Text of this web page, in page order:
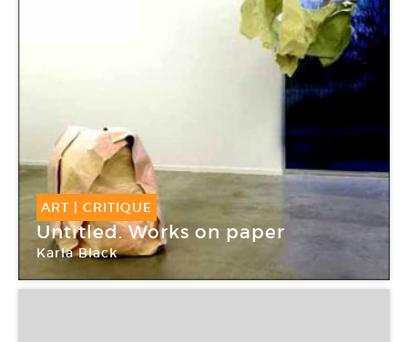
ART | CRITIQUE
Untitled. Works on paper
Karla Black